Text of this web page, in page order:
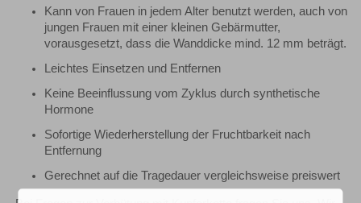
Kann von Frauen in jedem Alter benutzt werden, auch von
jungen Frauen mit einer kleinen Gebärmutter,
vorausgesetzt, dass die Wanddicke mind. 12 mm beträgt.
Leichtes Einsetzen und Entfernen
Keine Beeinflussung vom Zyklus durch synthetische
Hormone
Sofortige Wiederherstellung der Fruchtbarkeit nach
Entfernung
Gerechnet auf die Tragedauer vergleichsweise preiswert